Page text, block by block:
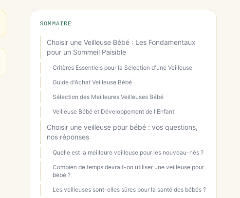
SOMMAIRE
Choisir une Veilleuse Bébé : Les Fondamentaux
pour un Sommeil Paisible
Critères Essentiels pour la Sélection d'une Veilleuse
Guide d'Achat Veilleuse Bébé
Sélection des Meilleures Veilleuses Bébé
Veilleuse Bébé et Développement de l'Enfant
Choisir une veilleuse pour bébé : vos questions,
nos réponses
Quelle est la meilleure veilleuse pour les nouveau-nés ?
Combien de temps devrait-on utiliser une veilleuse pour
bébé ?
Les veilleuses sont-elles sûres pour la santé des bébés ?